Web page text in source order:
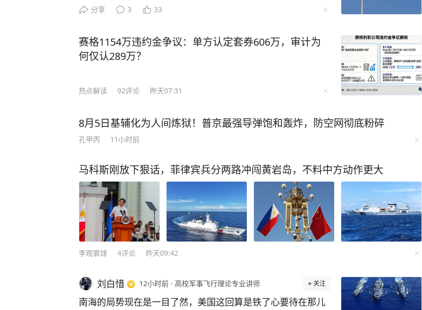
炸造成的深重灾难不可以重演，向受害者表示哀悼，并强调
炸的国家，肩负着为实现无核武而继续不懈努力的使命。 说
白了，高市早苗这番话说的到是冠冕堂皇，俨然一副受害者的
形象，但实际上，她却抛开了最重要的问题，日本为什么是唯
者”洗白。 而且，之前高市早苗还在国会上，还曾说出要考虑
之前发表的一些不当言论，致使她的支持率持续下降所导致
的。 事实上，现如今的国际社会，并不会只听日本怎么说，
一直宣称，会坚持1972中日联合的声明，如今还不是一直妄想
在台湾问题上，与中方发生摩擦。 说实话，日本要想真正的
世界上恢复信誉，就应该真正的铭记历史，以史为鉴，而不是
一直说一些冠冕堂皇的谎话，做一些心口不一的事情，唯有这
样才能真正的不让历史重演。 说到底，对于日本广岛长崎受
难的普通老板姓我们给予哀悼，但对于那些个一直那这种事情
鼓弄政治，妄想复辟军国主义的日本政客，我们给予严厉的斥
试图颠覆历史的行径。
分享 3 33
赛格1154万违约金争议：单方认定套券606万，审计为
何仅认289万？
热点解读 92评论 昨天07:31
8月5日基辅化为人间炼狱！普京最强导弹饱和轰炸，防空网彻底粉碎
孔甲丙 11小时前
马科斯刚放下狠话，菲律宾兵分两路冲闯黄岩岛，不料中方动作更大
李观寰球 4评论 昨天09:42
刘白惜 12小时前 · 高校军事飞行理论专业讲师 关注
南海的局势现在是一目了然，美国这回算是铁了心要待在那儿